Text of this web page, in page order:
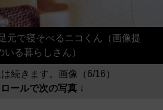
元で寝そべるニコくん（画像提
る暮らしさん）
続きます。画像（6/16）
ールで次の写真 ↓